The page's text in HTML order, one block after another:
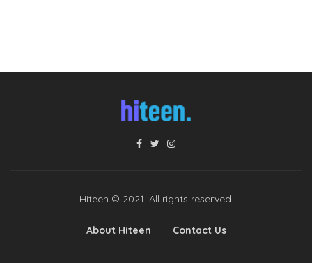
Hiteen © 2021. All rights reserved.
About Hiteen Contact Us